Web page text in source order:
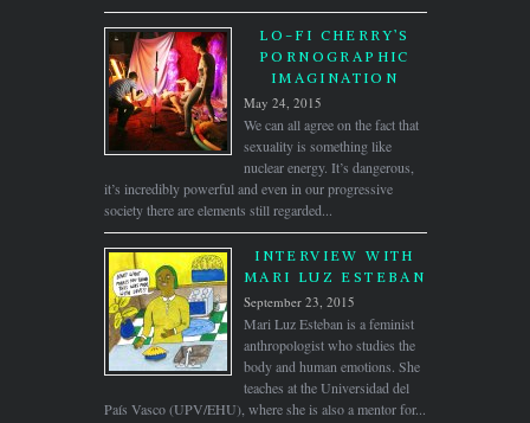
LO-FI CHERRY’S
PORNOGRAPHIC
IMAGINATION
May 24, 2015
We can all agree on the fact that
sexuality is something like
nuclear energy. It’s dangerous,
it’s incredibly powerful and even in our progressive
society there are elements still regarded...
INTERVIEW WITH
MARI LUZ ESTEBAN
September 23, 2015
Mari Luz Esteban is a feminist
anthropologist who studies the
body and human emotions. She
teaches at the Universidad del
País Vasco (UPV/EHU), where she is also a mentor for...